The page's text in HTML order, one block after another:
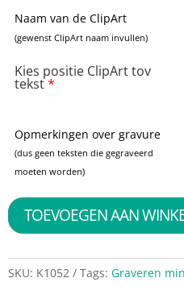
Naam van de ClipArt
(gewenst ClipArt naam invullen)
Kies positie ClipArt tov
tekst*
Opmerkingen over gravure
(dus geen teksten die gegraveerd
moeten worden)
TOEVOEGEN AAN
SKU: K1052 Tags: Graveren